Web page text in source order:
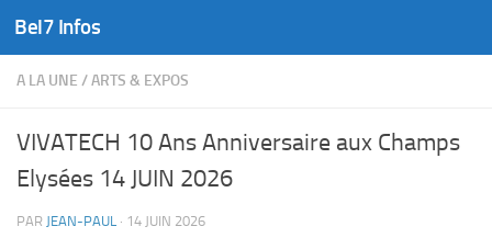
Skip to content
Bel7 Infos
A LA UNE /ARTS & EXPOS
VIVATECH 10 Ans Anniversaire aux Champs
Elysées 14 JUIN 2026
PAR JEAN-PAUL · 14 JUIN 2026